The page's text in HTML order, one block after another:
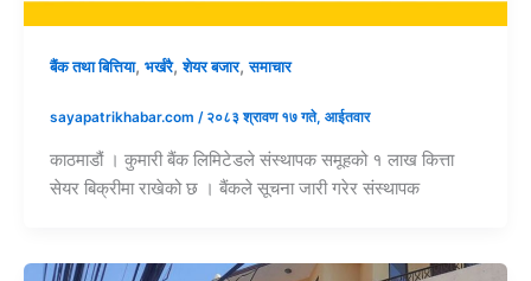
बैंक तथा बित्तिया, भर्खरै,शेयर बजार,समाचार
sayapatrikhabar.com / २०८३ श्रावण १७ गते, आईतवार
काठमाडौं । कुमारी बैंक लिमिटेडले संस्थापक समूहको १ लाख कित्ता
सेयर बिक्रीमा राखेको छ । बैंकले सूचना जारी गरेर संस्थापक